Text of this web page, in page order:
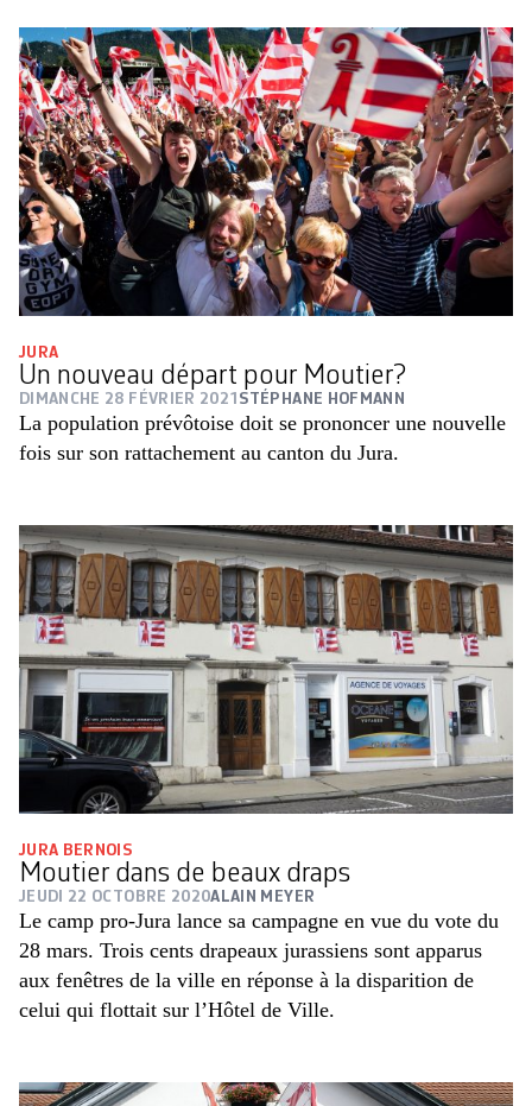
JURA
Un nouveau départ pour Moutier?
DIMANCHE 28 FÉVRIER 2021 STÉPHANE HOFMANN
La population prévôtoise doit se prononcer une nouvelle
fois sur son rattachement au canton du Jura.
JURA BERNOIS
Moutier dans de beaux draps
JEUDI 22 OCTOBRE 2020ALAIN MEYER
Le camp pro-Jura lance sa campagne en vue du vote du
28 mars. Trois cents drapeaux jurassiens sont apparus
aux fenêtres de la ville en réponse à la disparition de
celui qui flottait sur l’Hôtel de Ville.